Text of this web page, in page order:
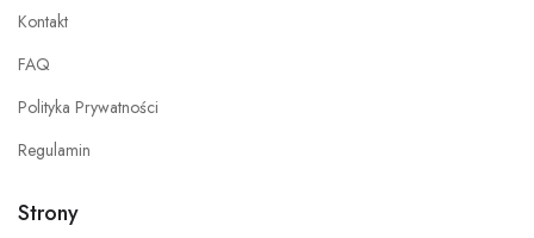
Kontakt
FAQ
Polityka Prywatności
Regulamin
Strony